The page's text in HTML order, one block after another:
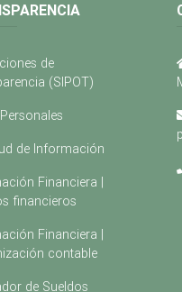
de
(SIPOT)
de Información
Financiera |
financieros
Financiera |
contable
de Sueldos